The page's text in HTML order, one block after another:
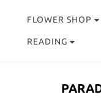
FLOWER SHOP
READING